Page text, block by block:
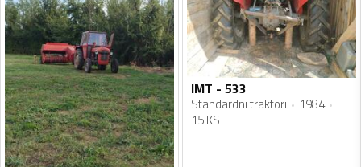
IMT - 533
Standardni traktori
1984
15 KS